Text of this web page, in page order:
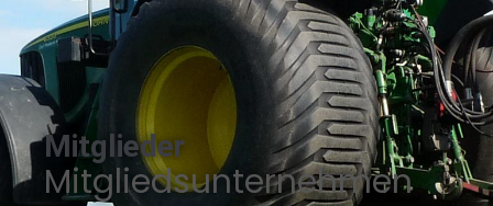
Mitglieder
Mitgliedsunternehmen